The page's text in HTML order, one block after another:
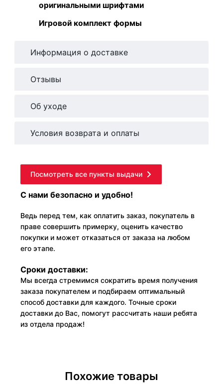
оригинальными шрифтами
Игровой комплект формы
Информация о доставке
Отзывы
Об уходе
Условия возврата и оплаты
Посмотреть все пункты выдачи
С нами безопасно и удобно!
Ведь перед тем, как оплатить заказ, покупатель в
праве совершить примерку, оценить качество
покупки и может отказаться от заказа на любом
его этапе.
Сроки доставки:
Мы всегда стремимся сократить время получения
заказа покупателем и подбираем оптимальный
способ доставки для каждого. Точные сроки
доставки до Вас, помогут рассчитать наши ребята
из отдела продаж!
Похожие товары